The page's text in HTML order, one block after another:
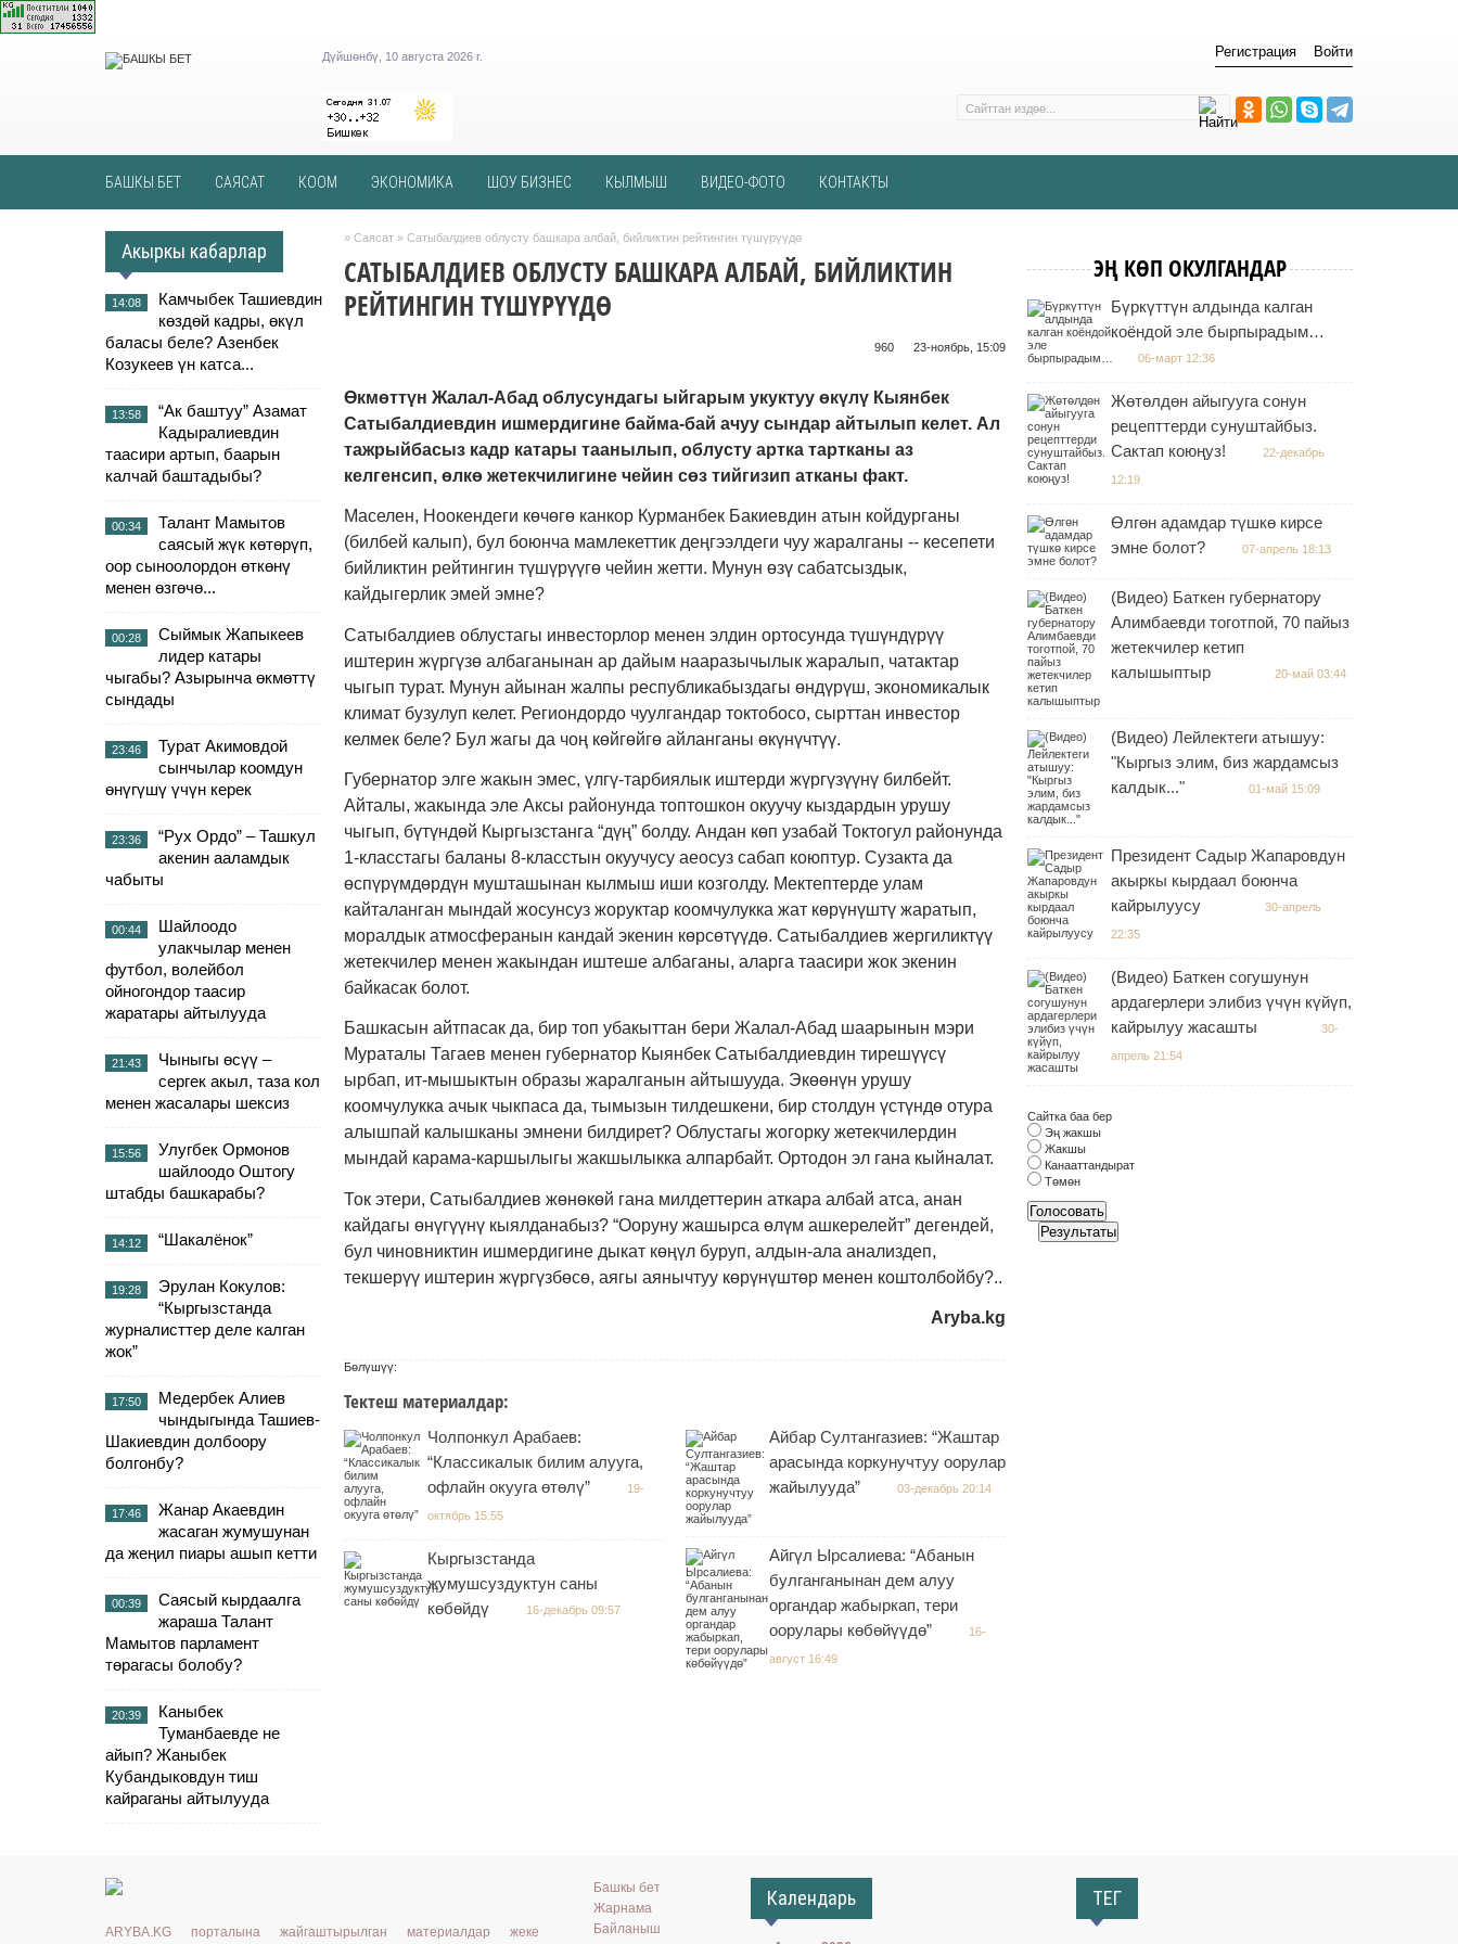
Дүйшөнбү, 10 августа 2026 г. Регистрация Войти
БАШКЫ БЕТ САЯСАТ КООМ ЭКОНОМИКА ШОУ БИЗНЕС КЫЛМЫШ ВИДЕО-ФОТО КОНТАКТЫ
Акыркы кабарлар
14:08
Камчыбек Ташиевдин
көздөй кадры, өкүл
баласы беле? Азенбек
Козукеев үн катса...
13:58
“Ак баштуу” Азамат
Кадыралиевдин
таасири артып, баарын
калчай баштадыбы?
00:34
Талант Мамытов
саясый жүк көтөрүп,
оор сыноолордон өткөнү
менен өзгөчө...
00:28
Сыймык Жапыкеев
лидер катары
чыгабы? Азырынча өкмөттү
сындады
23:46
Турат Акимовдой
сынчылар коомдун
өнүгүшү үчүн керек
23:36
“Рух Ордо” – Ташкул
акенин ааламдык
чабыты
00:44
Шайлоодо
улакчылар менен
футбол, волейбол
ойногондор таасир
жаратары айтылууда
21:43
Чыныгы өсүү –
сергек акыл, таза кол
менен жасалары шексиз
15:56
Улугбек Ормонов
шайлоодо Оштогу
штабды башкарабы?
14:12 “Шакалёнок”
19:28
Эрулан Кокулов:
“Кыргызстанда
журналисттер деле калган
жок”
17:50
Медербек Алиев
чындыгында Ташиев-
Шакиевдин долбоору
болгонбу?
17:46
Жанар Акаевдин
жасаган жумушунан
да жеңил пиары ашып кетти
00:39
Саясый кырдаалга
жараша Талант
Мамытов парламент
төрагасы болобу?
20:39
Каныбек
Туманбаевде не
айып? Жаныбек
Кубандыковдун тиш
кайраганы айтылууда
» Саясат » Сатыбалдиев облусту башкара албай, бийликтин рейтингин түшүрүүдө
САТЫБАЛДИЕВ ОБЛУСТУ БАШКАРА АЛБАЙ, БИЙЛИКТИН
РЕЙТИНГИН ТҮШҮРҮҮДӨ
23-ноябрь, 15:09
960 ᠌ ᠌ ᠌ ᠌᠌ ᠌ ᠌᠌
Өкмөттүн Жалал-Абад облусундагы ыйгарым укуктуу өкүлү Кыянбек
Сатыбалдиевдин ишмердигине байма-бай ачуу сындар айтылып келет. Ал
тажрыйбасыз кадр катары таанылып, облусту артка тартканы аз
келгенсип, өлкө жетекчилигине чейин сөз тийгизип атканы факт.
Маселен, Ноокендеги көчөгө канкор Курманбек Бакиевдин атын койдурганы
(билбей калып), бул боюнча мамлекеттик деңгээлдеги чуу жаралганы -- кесепети
бийликтин рейтингин түшүрүүгө чейин жетти. Мунун өзү сабатсыздык,
кайдыгерлик эмей эмне?
Сатыбалдиев облустагы инвесторлор менен элдин ортосунда түшүндүрүү
иштерин жүргүзө албаганынан ар дайым нааразычылык жаралып, чатактар
чыгып турат. Мунун айынан жалпы республикабыздагы өндүрүш, экономикалык
климат бузулуп келет. Региондордо чуулгандар токтобосо, сырттан инвестор
келмек беле? Бул жагы да чоң көйгөйгө айланганы өкүнүчтүү.
Губернатор элге жакын эмес, үлгү-тарбиялык иштерди жүргүзүүнү билбейт.
Айталы, жакында эле Аксы районунда топтошкон окуучу кыздардын урушу
чыгып, бүтүндөй Кыргызстанга “дүң” болду. Андан көп узабай Токтогул районунда
1-класстагы баланы 8-класстын окуучусу аеосуз сабап коюптур. Сузакта да
өспүрүмдөрдүн мушташынан кылмыш иши козголду. Мектептерде улам
кайталанган мындай жосунсуз жоруктар коомчулукка жат көрүнүштү жаратып,
моралдык атмосферанын кандай экенин көрсөтүүдө. Сатыбалдиев жергиликтүү
жетекчилер менен жакындан иштеше албаганы, аларга таасири жок экенин
байкасак болот.
Башкасын айтпасак да, бир топ убакыттан бери Жалал-Абад шаарынын мэри
Мураталы Тагаев менен губернатор Кыянбек Сатыбалдиевдин тирешүүсү
ырбап, ит-мышыктын образы жаралганын айтышууда. Экөөнүн урушу
коомчулукка ачык чыкпаса да, тымызын тилдешкени, бир столдун үстүндө отура
алышпай калышканы эмнени билдирет? Облустагы жогорку жетекчилердин
мындай карама-каршылыгы жакшылыкка алпарбайт. Ортодон эл гана кыйналат.
Ток этери, Сатыбалдиев жөнөкөй гана милдеттерин аткара албай атса, анан
кайдагы өнүгүүнү кыялданабыз? “Ооруну жашырса өлүм ашкерелейт” дегендей,
бул чиновниктин ишмердигине дыкат көңүл буруп, алдын-ала анализдеп,
текшерүү иштерин жүргүзбөсө, аягы аянычтуу көрүнүштөр менен коштолбойбу?..
Aryba.kg
Бөлүшүү:
Тектеш материалдар:
Чолпонкул Арабаев:
“Классикалык билим алууга,
офлайн окууга өтөлү”
19-
октябрь 15:55
Кыргызстанда
жумушсуздуктун саны
көбөйдү
16-декабрь 09:57
Айбар Султангазиев: “Жаштар
арасында коркунучтуу оорулар
жайылууда”
03-декабрь 20:14
Айгүл Ырсалиева: “Абанын
булганганынан дем алуу
органдар жабыркап, тери
оорулары көбөйүүдө”
16-
август 16:49
ЭҢ КӨП ОКУЛГАНДАР
Бүркүттүн алдында калган
коёндой эле бырпырадым…
06-март 12:36
Жөтөлдөн айыгууга сонун
рецепттерди сунуштайбыз.
Сактап коюңуз!
22-декабрь
12:19
Өлгөн адамдар түшкө кирсе
эмне болот?
07-апрель 18:13
(Видео) Баткен губернатору
Алимбаевди тоготпой, 70 пайыз
жетекчилер кетип
калышыптыр
20-май 03:44
(Видео) Лейлектеги атышуу:
"Кыргыз элим, биз жардамсыз
калдык..."
01-май 15:09
Президент Садыр Жапаровдун
акыркы кырдаал боюнча
кайрылуусу
30-апрель
22:35
(Видео) Баткен согушунун
ардагерлери элибиз үчүн күйүп,
кайрылуу жасашты
30-
апрель 21:54
Сайтка баа бер
Эң жакшы
Жакшы
Канааттандырат
Төмөн
Голосовать
Результаты
ARYBA.KG порталына жайгаштырылган материалдар жеке
Башкы бет
Жарнама
Байланыш
Календарь ТЕГ